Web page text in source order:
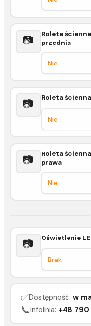
📷
Roleta
przednia
📷 Roleta
📷
Roleta
prawa
📷 Oświetlenie
✅Dostępność: w
📞Infolinia: +48 790